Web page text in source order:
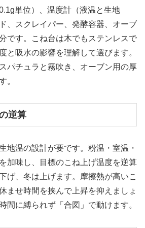
単位）、温度計（液温と生地
、スクレイパー、発酵容器、オーブ
です。こね台は木でもステンレスで
と吸水の影響を理解して選びます。
パチュラと霧吹き、オーブン用の厚
。
逆算
地温の設計が要です。粉温・室温・
加味し、目標のこね上げ温度を逆算
げ、冬は上げます。摩擦熱が高いこ
ませ時間を挟んで上昇を抑えましょ
間に縛られず「合図」で動けます。